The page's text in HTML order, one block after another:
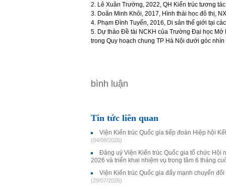
2. Lê Xuân Trường, 2022, QH Kiến trúc tương
3. Doãn Minh Khôi, 2017, Hình thái học đô thị,
4. Phạm Đình Tuyển, 2016, Di sản thế giới tại
5. Dự thảo Đề tài NCKH của Trường Đại học Mở
trong Quy hoạch chung TP Hà Nội dưới góc nhìn
bình luận
Tin tức liên quan
Viện Kiến trúc Quốc gia tiếp đoàn Hiệp hội
(04/08/2026)
Đảng uỷ Viện Kiến trúc Quốc gia tổ chức Hội
2026 và triển khai nhiệm vụ trọng tâm 6 tháng
Viện Kiến trúc Quốc gia đẩy mạnh chuyển
(29/07/2026)